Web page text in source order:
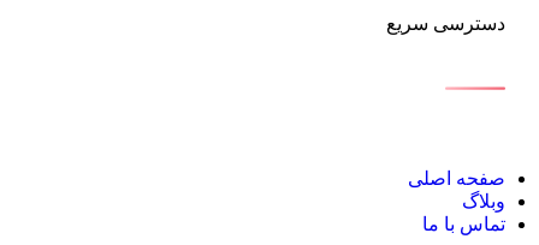
دسترسی سریع
صفحه اصلی
وبلاگ
تماس با ما